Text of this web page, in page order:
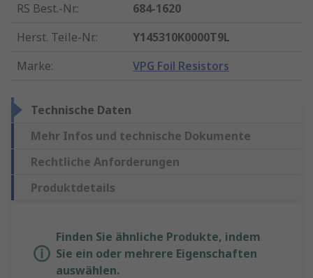
RS Best.-Nr.:
684-1620
Herst. Teile-Nr.:
Y145310K0000T9L
Marke: VPG Foil Resistors
Technische Daten
Mehr Infos und technische Dokumente
Rechtliche Anforderungen
Produktdetails
Finden Sie ähnliche Produkte, indem
Sie ein oder mehrere Eigenschaften
auswählen.